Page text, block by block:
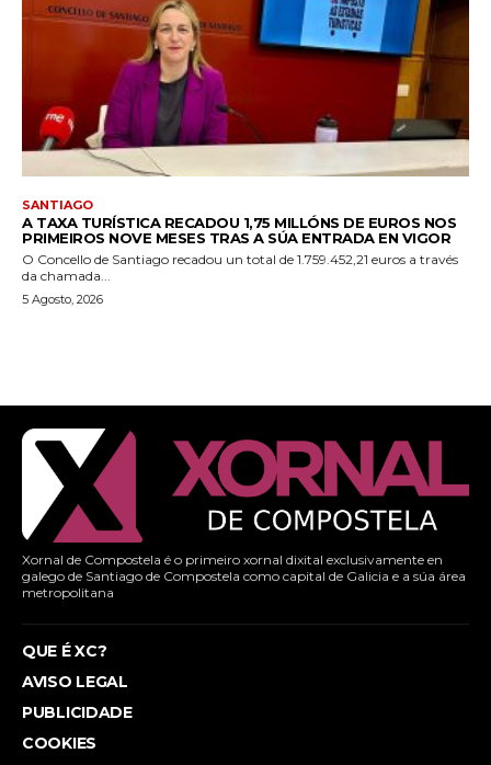
SANTIAGO
A TAXA TURÍSTICA RECADOU 1,75 MILLÓNS DE EUROS NOS
PRIMEIROS NOVE MESES TRAS A SÚA ENTRADA EN VIGOR
O Concello de Santiago recadou un total de 1.759.452,21 euros a través
da chamada...
5 Agosto, 2026
Xornal de Compostela é o primeiro xornal dixital exclusivamente en
galego de Santiago de Compostela como capital de Galicia e a súa área
metropolitana
QUE É XC?
AVISO LEGAL
PUBLICIDADE
COOKIES